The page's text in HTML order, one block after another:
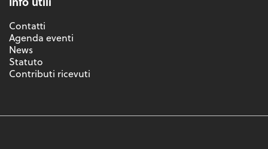
Contatti
Agenda eventi
News
Statuto
Contributi ricevuti